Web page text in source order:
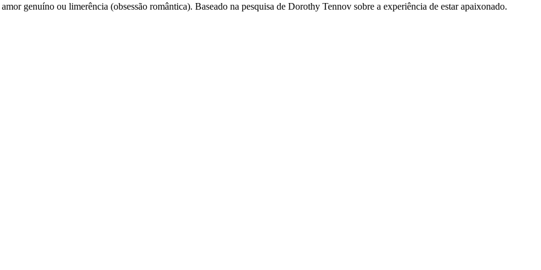
genuíno ou limerência (obsessão romântica). Baseado na pesquisa de Dorothy Tennov sobre a experiência de estar apaixonado.